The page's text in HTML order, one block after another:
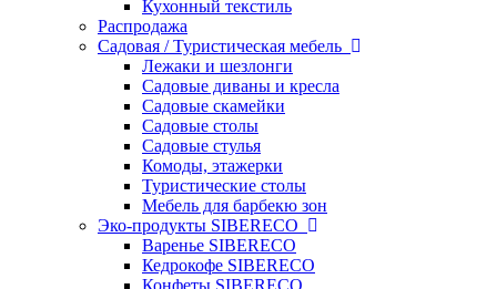
Кухонный текстиль
Распродажа
Садовая / Туристическая мебель
Лежаки и шезлонги
Садовые диваны и кресла
Садовые скамейки
Садовые столы
Садовые стулья
Комоды, этажерки
Туристические столы
Мебель для барбекю зон
Эко-продукты SIBERECO
Варенье SIBERECO
Кедрокофе SIBERECO
Конфеты SIBERECO